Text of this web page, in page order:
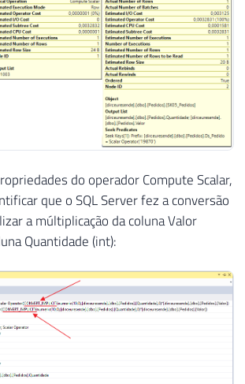
do operador Compute Scalar,
que o SQL Server fez a conversão
a múltiplicação da coluna Valor
Quantidade (int):